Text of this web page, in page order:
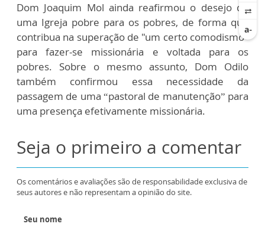
Dom Joaquim Mol ainda reafirmou o desejo de
uma Igreja pobre para os pobres, de forma que
contribua na superação de "um certo comodismo"
para fazer-se missionária e voltada para os
pobres. Sobre o mesmo assunto, Dom Odilo
também confirmou essa necessidade da
passagem de uma “pastoral de manutenção” para
uma presença efetivamente missionária.
Seja o primeiro a comentar
Os comentários e avaliações são de responsabilidade exclusiva de
seus autores e não representam a opinião do site.
Seu nome